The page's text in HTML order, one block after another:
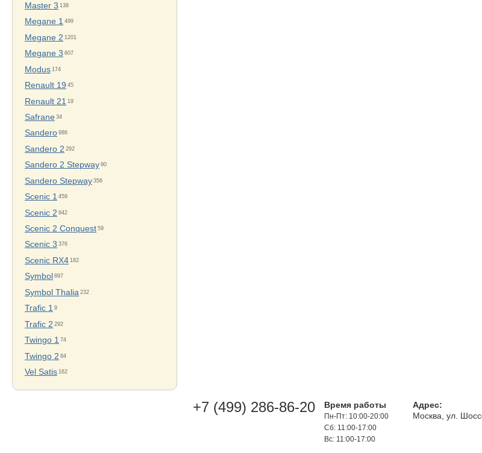
Master 3 138
Megane 1 499
Megane 2 1201
Megane 3 607
Modus 174
Renault 19 45
Renault 21 19
Safrane 34
Sandero 986
Sandero 2 292
Sandero 2 Stepway 90
Sandero Stepway 356
Scenic 1 459
Scenic 2 942
Scenic 2 Conquest 59
Scenic 3 376
Scenic RX4 182
Symbol 897
Symbol Thalia 232
Trafic 1 9
Trafic 2 292
Twingo 1 74
Twingo 2 84
Vel Satis 162
+7 (499) 286-86-20 Время работы
Пн-Пт: 10:00-20:00
Сб: 11:00-17:00
Вс: 11:00-17:00
Адрес:
Москва, ул.